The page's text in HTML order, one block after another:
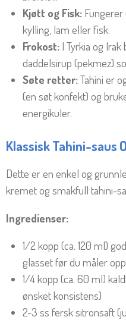
Kjøtt og Fisk:
kylling, lam eller fisk.
Frokost: I Tyrkia og
daddelsirup (pekmez)
Søte retter:Tahini er
(en søt konfekt) og
energikuler.
Klassisk Tahini-saus
Dette er en enkel og
kremet og smakfull tahini-
Ingredienser:
1/2 kopp (ca. 120 ml)
glasset før du måler
1/4 kopp (ca. 60 ml)
ønsket konsistens)
2-3 ss fersk sitronsaft